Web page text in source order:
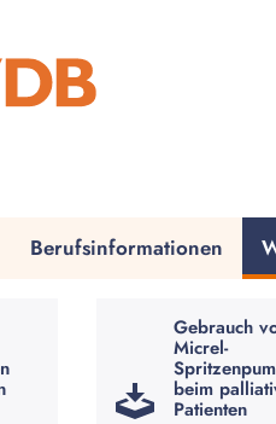
Berufsinformationen
Gebrauch
Micrel-
beim
Patienten